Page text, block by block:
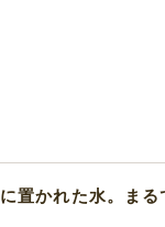
置かれた水。ま